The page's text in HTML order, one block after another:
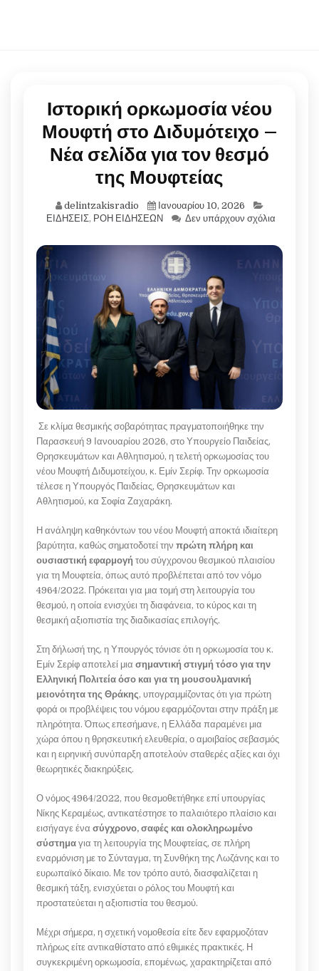
Ιστορική ορκωμοσία νέου
Μουφτή στο Διδυμότειχο –
Νέα σελίδα για τον θεσμό
της Μουφτείας
delintzakisradio
Ιανουαρίου 10, 2026
ΕΙΔΗΣΕΙΣ, ΡΟΗ ΕΙΔΗΣΕΩΝ Δεν υπάρχουν σχόλια
Σε κλίμα θεσμικής σοβαρότητας πραγματοποιήθηκε την
Παρασκευή 9 Ιανουαρίου 2026, στο Υπουργείο Παιδείας,
Θρησκευμάτων και Αθλητισμού, η τελετή ορκωμοσίας του
νέου Μουφτή Διδυμοτείχου, κ. Εμίν Σερίφ. Την ορκωμοσία
τέλεσε η Υπουργός Παιδείας, Θρησκευμάτων και
Αθλητισμού, κα Σοφία Ζαχαράκη.
Η ανάληψη καθηκόντων του νέου Μουφτή αποκτά ιδιαίτερη
βαρύτητα, καθώς σηματοδοτεί την πρώτη πλήρη και
ουσιαστική εφαρμογή του σύγχρονου θεσμικού πλαισίου
για τη Μουφτεία, όπως αυτό προβλέπεται από τον νόμο
4964/2022. Πρόκειται για μια τομή στη λειτουργία του
θεσμού, η οποία ενισχύει τη διαφάνεια, το κύρος και τη
θεσμική αξιοπιστία της διαδικασίας επιλογής.
Στη δήλωσή της, η Υπουργός τόνισε ότι η ορκωμοσία του κ.
Εμίν Σερίφ αποτελεί μια σημαντική στιγμή τόσο για την
Ελληνική Πολιτεία όσο και για τη μουσουλμανική
μειονότητα της Θράκης, υπογραμμίζοντας ότι για πρώτη
φορά οι προβλέψεις του νόμου εφαρμόζονται στην πράξη με
πληρότητα. Όπως επεσήμανε, η Ελλάδα παραμένει μια
χώρα όπου η θρησκευτική ελευθερία, ο αμοιβαίος σεβασμός
και η ειρηνική συνύπαρξη αποτελούν σταθερές αξίες και όχι
θεωρητικές διακηρύξεις.
Ο νόμος 4964/2022, που θεσμοθετήθηκε επί υπουργίας
Νίκης Κεραμέως, αντικατέστησε το παλαιότερο πλαίσιο και
εισήγαγε ένα σύγχρονο, σαφές και ολοκληρωμένο
σύστημα για τη λειτουργία της Μουφτείας, σε πλήρη
εναρμόνιση με το Σύνταγμα, τη Συνθήκη της Λωζάνης και το
ευρωπαϊκό δίκαιο. Με τον τρόπο αυτό, διασφαλίζεται η
θεσμική τάξη, ενισχύεται ο ρόλος του Μουφτή και
προστατεύεται η αξιοπιστία του θεσμού.
Μέχρι σήμερα, η σχετική νομοθεσία είτε δεν εφαρμοζόταν
πλήρως είτε αντικαθίστατο από εθιμικές πρακτικές. Η
συγκεκριμένη ορκωμοσία, επομένως, χαρακτηρίζεται από